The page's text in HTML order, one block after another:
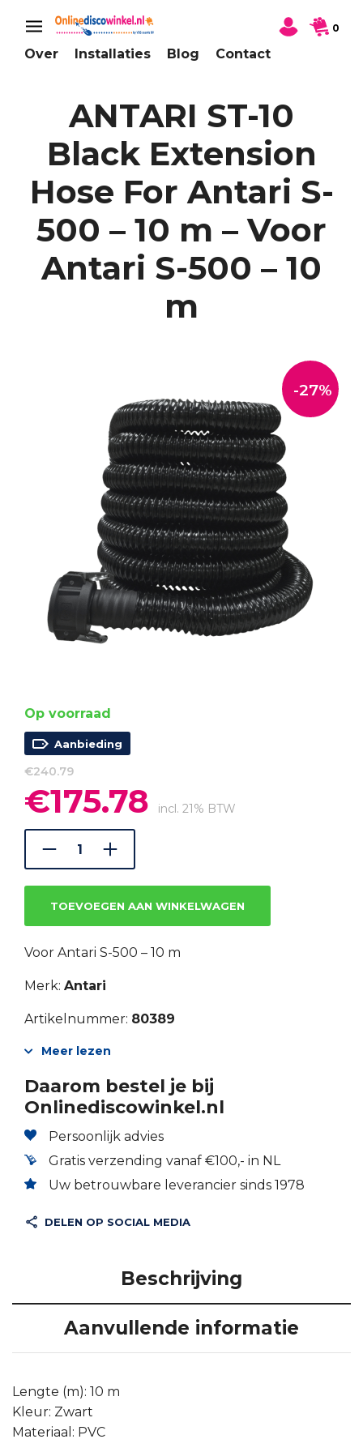
Over Installaties Blog Contact
0
ANTARI ST-10
Black Extension
Hose For Antari S-
500 – 10 m – Voor
Antari S-500 – 10
m
-27%
Op voorraad
Aanbieding
€240.79
Oorspronkelijke
prijs
was:
€240.79.
€175.78 prijs
incl. 21% BTW
TOEVOEGEN AAN WINKELWAGEN
Voor Antari S-500 – 10 m
Merk: Antari
Artikelnummer: 80389
Meer lezen
Daarom bestel je bij
Onlinediscowinkel.nl
Persoonlijk advies
Gratis verzending vanaf €100,- in NL
Uw betrouwbare leverancier sinds 1978
DELEN OP SOCIAL MEDIA
Beschrijving
Aanvullende informatie
Lengte (m): 10 m
Kleur: Zwart
Materiaal: PVC